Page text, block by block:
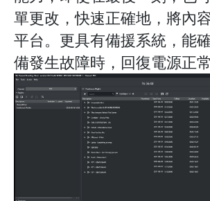
單更改，快速正確地，將內
平台。更具有備援系統，能
備發生故障時，回復電源正常